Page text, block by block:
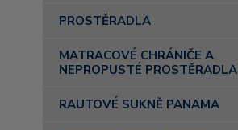
PROSTĚRADLA
MATRACOVÉ CHRÁNIČE A
NEPROPUSTÉ PROSTĚRADLA
RAUTOVÉ SUKNĚ PANAMA